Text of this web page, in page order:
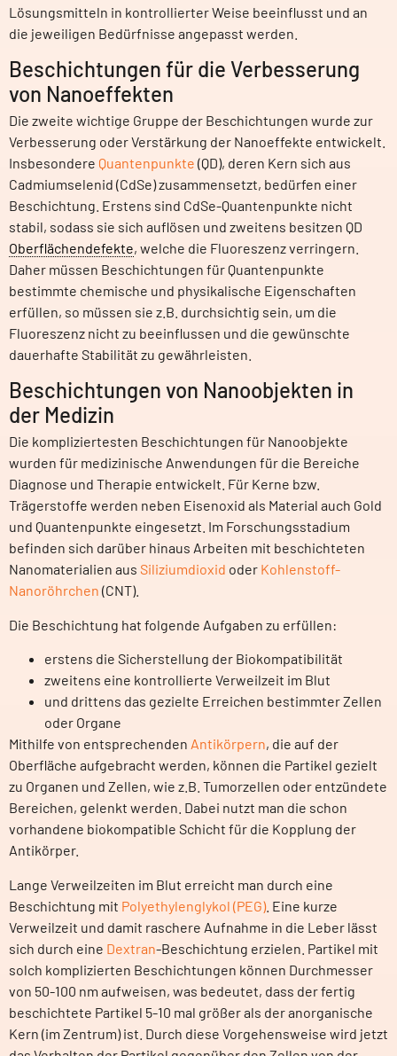
Lösungsmitteln in kontrollierter Weise beeinflusst und an
die jeweiligen Bedürfnisse angepasst werden.
Beschichtungen für die Verbesserung
von Nanoeffekten
Die zweite wichtige Gruppe der Beschichtungen wurde zur
Verbesserung oder Verstärkung der Nanoeffekte entwickelt.
Insbesondere Quantenpunkte (QD), deren Kern sich aus
Cadmiumselenid (CdSe) zusammensetzt, bedürfen einer
Beschichtung. Erstens sind CdSe-Quantenpunkte nicht
stabil, sodass sie sich auflösen und zweitens besitzen QD
Oberflächendefekte, welche die Fluoreszenz verringern.
Daher müssen Beschichtungen für Quantenpunkte
bestimmte chemische und physikalische Eigenschaften
erfüllen, so müssen sie z.B. durchsichtig sein, um die
Fluoreszenz nicht zu beeinflussen und die gewünschte
dauerhafte Stabilität zu gewährleisten.
Beschichtungen von Nanoobjekten in
der Medizin
Die kompliziertesten Beschichtungen für Nanoobjekte
wurden für medizinische Anwendungen für die Bereiche
Diagnose und Therapie entwickelt. Für Kerne bzw.
Trägerstoffe werden neben Eisenoxid als Material auch Gold
und Quantenpunkte eingesetzt. Im Forschungsstadium
befinden sich darüber hinaus Arbeiten mit beschichteten
Nanomaterialien aus Siliziumdioxid oder Kohlenstoff-
Nanoröhrchen (CNT).
Die Beschichtung hat folgende Aufgaben zu erfüllen:
erstens die Sicherstellung der Biokompatibilität
zweitens eine kontrollierte Verweilzeit im Blut
und drittens das gezielte Erreichen bestimmter Zellen
oder Organe
Mithilfe von entsprechenden Antikörpern, die auf der
Oberfläche aufgebracht werden, können die Partikel gezielt
zu Organen und Zellen, wie z.B. Tumorzellen oder entzündete
Bereichen, gelenkt werden. Dabei nutzt man die schon
vorhandene biokompatible Schicht für die Kopplung der
Antikörper.
Lange Verweilzeiten im Blut erreicht man durch eine
Beschichtung mit Polyethylenglykol (PEG). Eine kurze
Verweilzeit und damit raschere Aufnahme in die Leber lässt
sich durch eine Dextran-Beschichtung erzielen. Partikel mit
solch komplizierten Beschichtungen können Durchmesser
von 50-100 nm aufweisen, was bedeutet, dass der fertig
beschichtete Partikel 5-10 mal größer als der anorganische
Kern (im Zentrum) ist. Durch diese Vorgehensweise wird jetzt